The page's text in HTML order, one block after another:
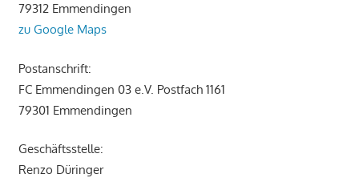
79312 Emmendingen
zu Google Maps
Postanschrift:
FC Emmendingen 03 e.V. Postfach 1161
79301 Emmendingen
Geschäftsstelle:
Renzo Düringer